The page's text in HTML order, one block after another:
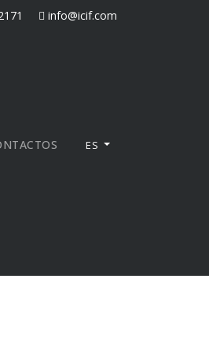
info@icif.com
ES